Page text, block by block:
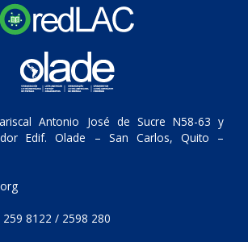
Antonio José de Sucre N58-63 y
Edif. Olade – San Carlos, Quito –
259 8122 / 2598 280